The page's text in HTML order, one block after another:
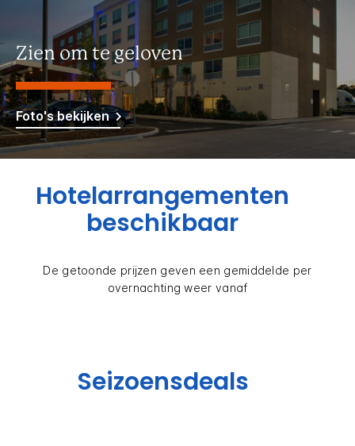
Zien om te geloven
Foto's bekijken
Hotelarrangementen
beschikbaar
De getoonde prijzen geven een gemiddelde per
overnachting weer vanaf
Seizoensdeals